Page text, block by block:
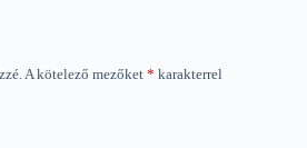
A kötelező mezőket * karakterrel